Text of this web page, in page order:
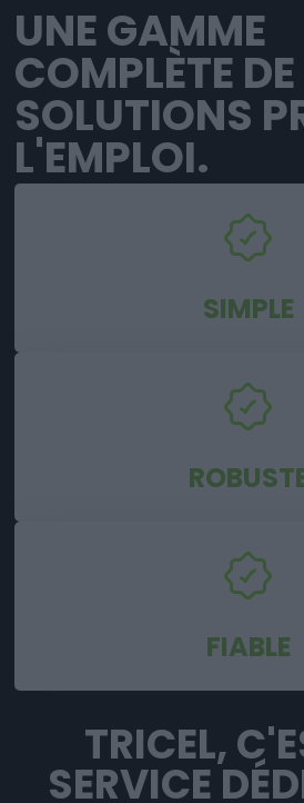
UNE GAMME
COMPLÈTE DE
SOLUTIONS
L'EMPLOI.
SIMPLE
FIABLE
TRICEL,
SERVICE